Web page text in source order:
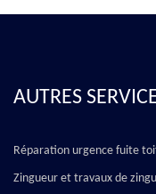
AUTRES
Réparation urgence fuite
Zingueur et travaux de